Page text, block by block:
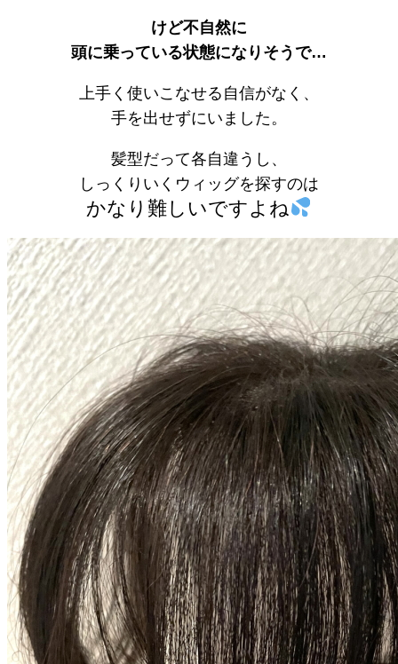
けど不自然に
頭に乗っている状態になりそうで…
上手く使いこなせる自信がなく、
手を出せずにいました。
髪型だって各自違うし、
しっくりいくウィッグを探すのは
かなり難しいですよね